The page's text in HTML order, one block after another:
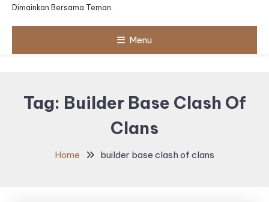
Dimainkan Bersama Teman.
Menu
Tag: Builder Base Clash Of
Clans
Home builder base clash of clans